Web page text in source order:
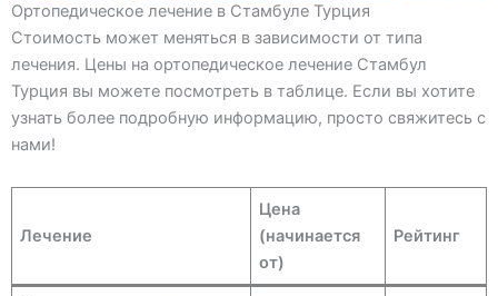
Ортопедическое лечение в Стамбуле Турция
Стоимость может меняться в зависимости от типа
лечения. Цены на ортопедическое лечение Стамбул
Турция вы можете посмотреть в таблице. Если вы хотите
узнать более подробную информацию, просто свяжитесь с
нами!
Лечение
Цена
(начинается
от)
Рейтинг